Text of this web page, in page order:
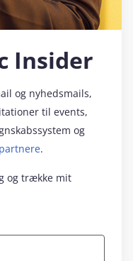
Insider
og nyhedsmails,
til events,
og
.
og trække mit